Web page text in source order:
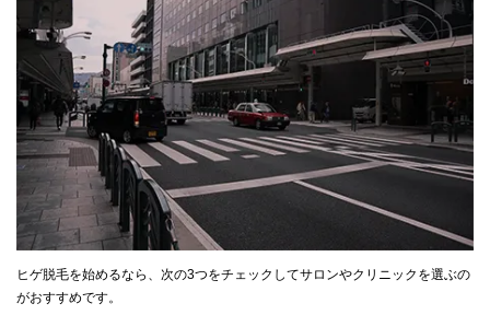
ヒゲ脱毛を始めるなら、次の3つをチェックしてサロンやクリニックを選ぶの
がおすすめです。